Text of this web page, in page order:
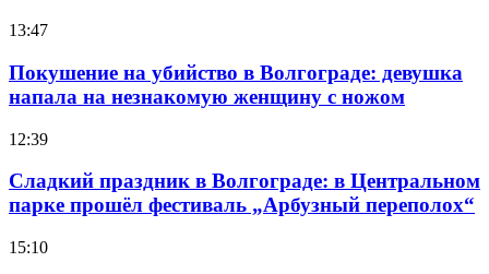
13:47
Покушение на убийство в Волгограде: девушка
напала на незнакомую женщину с ножом
12:39
Сладкий праздник в Волгограде: в Центральном
парке прошёл фестиваль „Арбузный переполох“
15:10